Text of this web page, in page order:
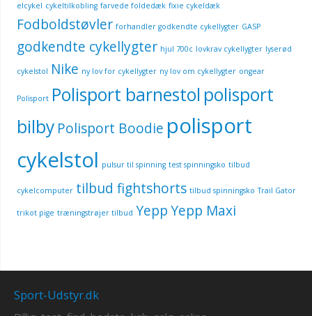
elcykel cykeltilkobling farvede foldedæk fixie cykeldæk
Fodboldstøvler forhandler godkendte cykellygter GASP
godkendte cykellygter hjul 700c lovkrav cykellygter lyserød
cykelstol Nike ny lov for cykellygter ny lov om cykellygter ongear
Polisport Polisport barnestol polisport
bilby Polisport Boodie polisport
cykelstol pulsur til spinning test spinningsko tilbud
cykelcomputer tilbud fightshorts tilbud spinningsko Trail Gator
trikot pige træningstrøjer tilbud YeppYepp Maxi
Sport-Udstyr.dk